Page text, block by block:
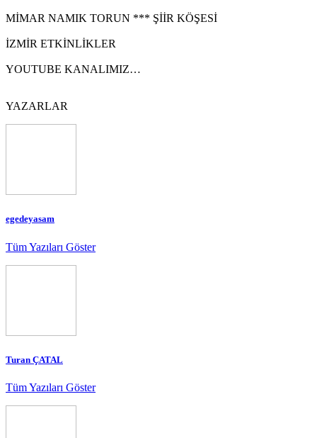
MİMAR NAMIK TORUN *** ŞİİR KÖŞESİ
İZMİR ETKİNLİKLER
YOUTUBE KANALIMIZ…
YAZARLAR
egedeyasam
Tüm Yazıları Göster
Turan ÇATAL
Tüm Yazıları Göster